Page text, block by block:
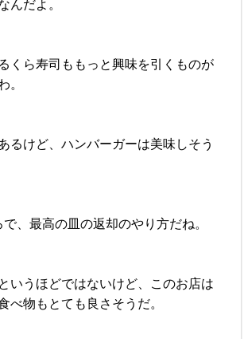
んだよ。
くら寿司ももっと興味を引くものが
。
るけど、ハンバーガーは美味しそう
で、最高の皿の返却のやり方だね。
いうほどではないけど、このお店は
べ物もとても良さそうだ。